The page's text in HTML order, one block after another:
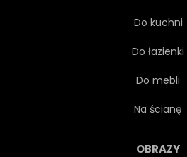
Do kuchni
Do łazienki
Do mebli
Na ścianę
OBRAZY